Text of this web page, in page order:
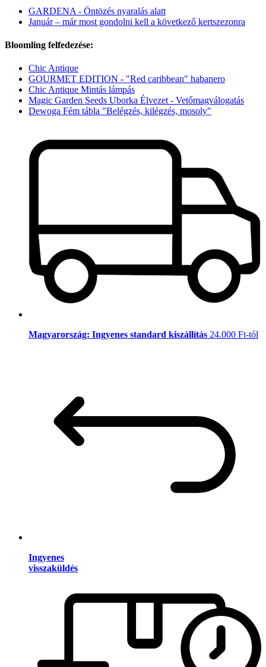
GARDENA - Öntözés nyaralás alatt
Január – már most gondolni kell a következő kertszezonra
Bloomling felfedezése:
Chic Antique
GOURMET EDITION - "Red caribbean" habanero
Chic Antique Mintás lámpás
Magic Garden Seeds Uborka Élvezet - Vetőmagválogatás
Dewoga Fém tábla "Belégzés, kilégzés, mosoly"
Magyarország: Ingyenes standard kiszállítás 24.000 Ft-tól
Ingyenes
visszaküldés